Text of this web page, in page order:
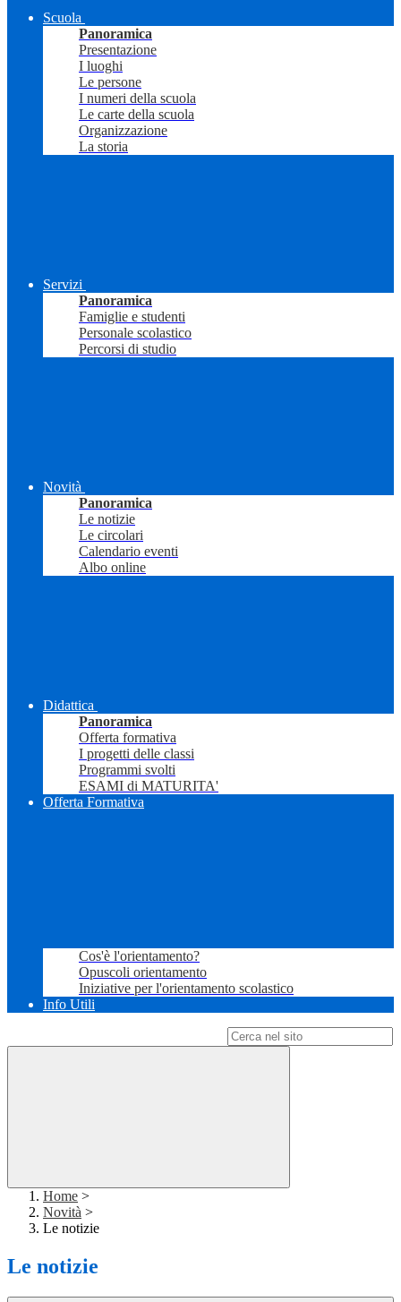
Scuola
Panoramica
Presentazione
I luoghi
Le persone
I numeri della scuola
Le carte della scuola
Organizzazione
La storia
Servizi
Panoramica
Famiglie e studenti
Personale scolastico
Percorsi di studio
Novità
Panoramica
Le notizie
Le circolari
Calendario eventi
Albo online
Didattica
Panoramica
Offerta formativa
I progetti delle classi
Programmi svolti
ESAMI di MATURITA'
Offerta Formativa
Cos'è l'orientamento?
Opuscoli orientamento
Iniziative per l'orientamento scolastico
Info Utili
Home >
Novità >
Le notizie
Le notizie